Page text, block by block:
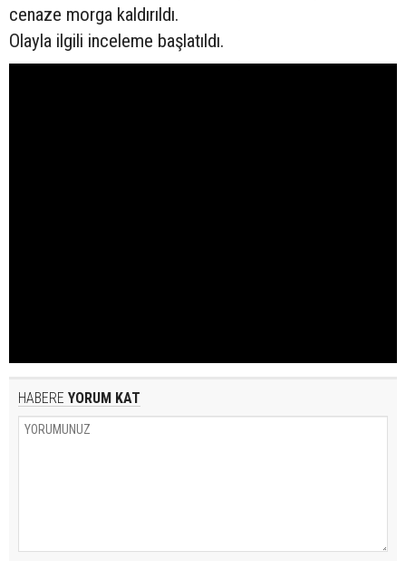
cenaze morga kaldırıldı.
Olayla ilgili inceleme başlatıldı.
HABERE YORUM KAT